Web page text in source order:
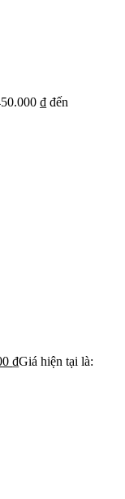
₫ đến
₫Giá hiện tại là: